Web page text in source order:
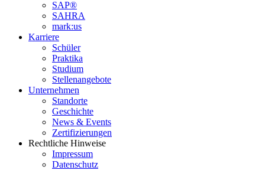
SAP®
SAHRA
mark:us
Karriere
Schüler
Praktika
Studium
Stellenangebote
Unternehmen
Standorte
Geschichte
News & Events
Zertifizierungen
Rechtliche Hinweise
Impressum
Datenschutz